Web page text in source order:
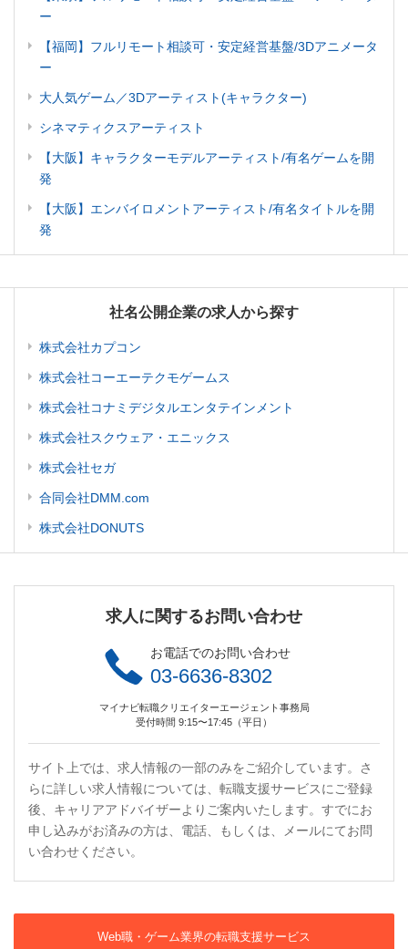
ー
【福岡】フルリモート相談可・安定経営基盤/3Dアニメータ
ー
大人気ゲーム／3Dアーティスト(キャラクター)
シネマティクスアーティスト
【大阪】キャラクターモデルアーティスト/有名ゲームを開
発
【大阪】エンバイロメントアーティスト/有名タイトルを開
発
社名公開企業の求人から探す
株式会社カプコン
株式会社コーエーテクモゲームス
株式会社コナミデジタルエンタテインメント
株式会社スクウェア・エニックス
株式会社セガ
合同会社DMM.com
株式会社DONUTS
求人に関するお問い合わせ
お電話でのお問い合わせ
03-6636-8302
マイナビ転職クリエイターエージェント事務局
受付時間 9:15〜17:45（平日）
サイト上では、求人情報の一部のみをご紹介しています。さ
らに詳しい求人情報については、転職支援サービスにご登録
後、キャリアアドバイザーよりご案内いたします。すでにお
申し込みがお済みの方は、電話、もしくは、メールにてお問
い合わせください。
Web職・ゲーム業界の転職支援サービス